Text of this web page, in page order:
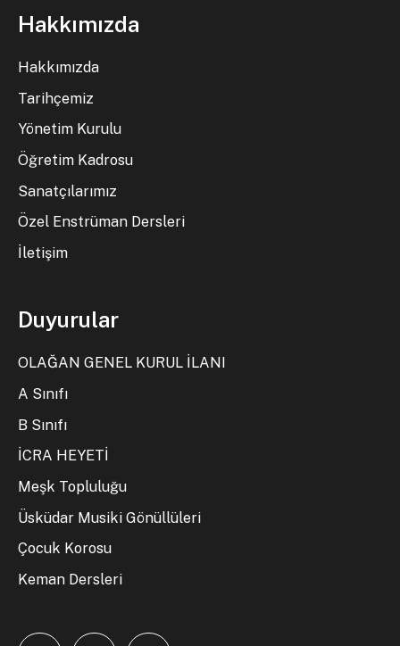
Hakkımızda
Hakkımızda
Tarihçemiz
Yönetim Kurulu
Öğretim Kadrosu
Sanatçılarımız
Özel Enstrüman Dersleri
İletişim
Duyurular
OLAĞAN GENEL KURUL İLANI
A Sınıfı
B Sınıfı
İCRA HEYETİ
Meşk Topluluğu
Üsküdar Musiki Gönüllüleri
Çocuk Korosu
Keman Dersleri